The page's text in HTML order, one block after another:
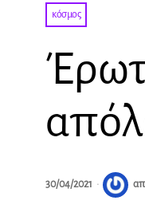
κόσμος
30/04/2021